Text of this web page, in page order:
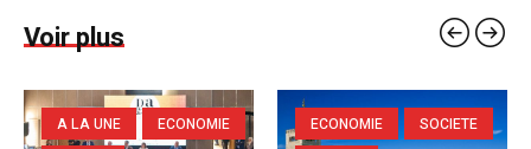
Voir plus
A LA UNE
ECONOMIE
ECONOMIE
SOCIETE